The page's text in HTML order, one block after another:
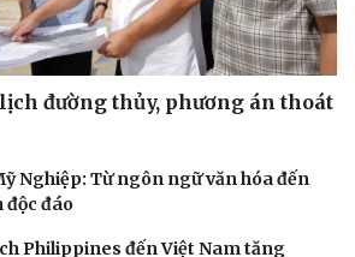
Nhà đẹp
đường thủy, phương án thoát
Nghiệp: Từ ngôn ngữ văn hóa đến
độc đáo
Philippines đến Việt Nam tăng